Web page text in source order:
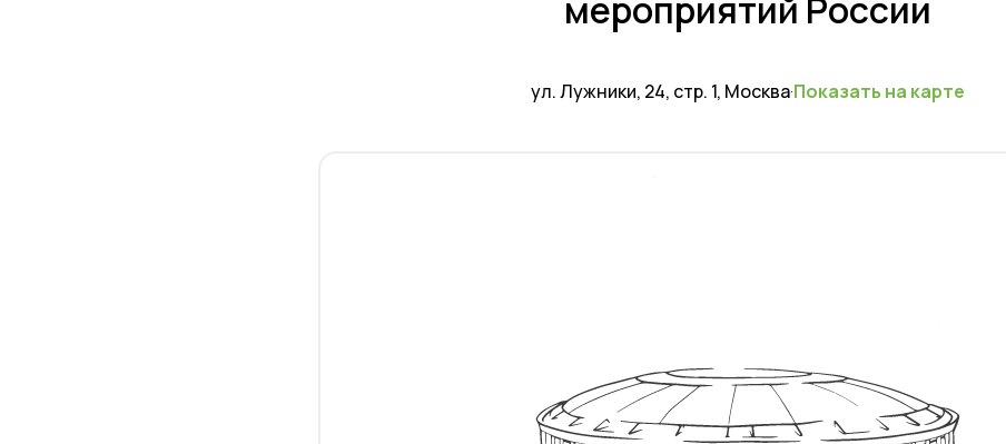
мероприятий России
ул. Лужники, 24, стр. 1, Москва·Показать на карте